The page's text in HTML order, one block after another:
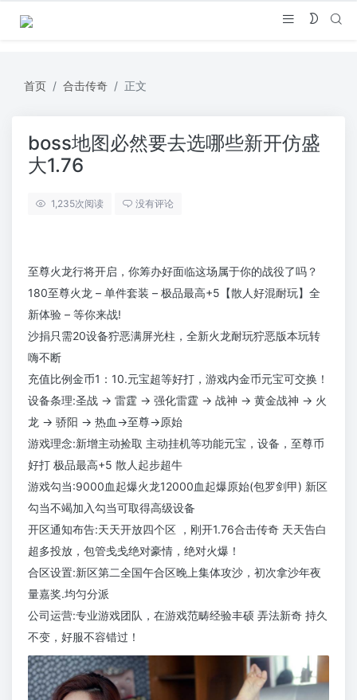
首页 合击传奇 正文
boss地图必然要去选哪些新开仿盛
大1.76
1,235次阅读 没有评论
至尊火龙行将开启，你筹办好面临这场属于你的战役了吗？
180至尊火龙 – 单件套装 – 极品最高+5【散人好混耐玩】全
新体验 – 等你来战!
沙捐只需20设备狞恶满屏光柱，全新火龙耐玩狞恶版本玩转
嗨不断
充值比例金币1：10.元宝超等好打，游戏内金币元宝可交换！
设备条理:圣战 → 雷霆 → 强化雷霆 → 战神 → 黄金战神 → 火
龙 → 骄阳 → 热血→至尊→原始
游戏理念:新增主动捡取 主动挂机等功能元宝，设备，至尊币
好打 极品最高+5 散人起步超牛
游戏勾当:9000血起爆火龙12000血起爆原始(包罗剑甲) 新区
勾当不竭加入勾当可取得高级设备
开区通知布告:天天开放四个区 ，刚开1.76合击传奇 天天告白
超多投放，包管戋戋绝对豪情，绝对火爆！
合区设置:新区第二全国午合区晚上集体攻沙，初次拿沙年夜
量嘉奖.均匀分派
公司运营:专业游戏团队，在游戏范畴经验丰硕 弄法新奇 持久
不变，好服不容错过！